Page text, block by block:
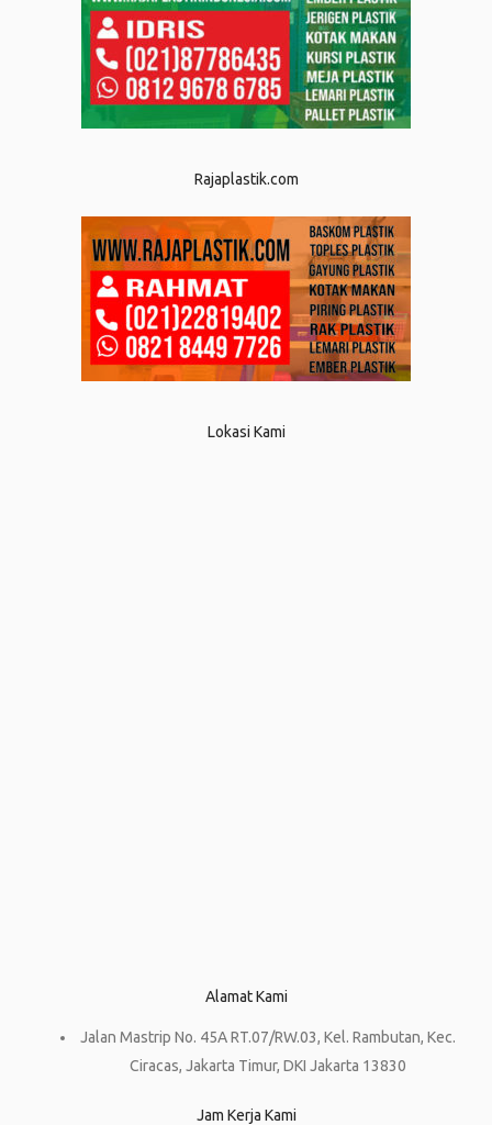
Rajaplastik.com
Lokasi Kami
Alamat Kami
Jalan Mastrip No. 45A RT.07/RW.03, Kel. Rambutan, Kec.
Ciracas, Jakarta Timur, DKI Jakarta 13830
Jam Kerja Kami